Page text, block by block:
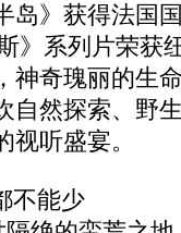
岛》获得法国
》系列片荣获
神奇瑰丽的生
然探索、野
听盛宴。
不能少